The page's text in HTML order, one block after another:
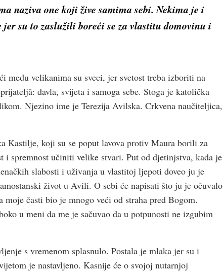
naziva one koji žive samima sebi. Nekima je i
su to zaslužili boreći se za vlastitu domovinu i
među velikanima su sveci, jer svetost treba izboriti na
đavla, svijeta i samoga sebe. Stoga je katolička
Njezino ime je Terezija Avilska. Crkvena naučiteljica,
Kastilje, koji su se poput lavova protiv Maura borili za
i spremnost učiniti velike stvari. Put od djetinjstva, kada je
slabosti i uživanja u vlastitoj ljepoti doveo ju je
život u Avili. O sebi će napisati što ju je očuvalo
časti bio je mnogo veći od straha pred Bogom.
u meni da me je sačuvao da u potpunosti ne izgubim
s vremenom splasnulo. Postala je mlaka jer su i
je nastavljeno. Kasnije će o svojoj nutarnjoj